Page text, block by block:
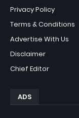
Privacy Policy
Terms & Conditions
Advertise With Us
Disclaimer
Chief Editor
ADS